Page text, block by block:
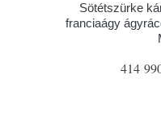
Sötétszürke
franciaágy
414